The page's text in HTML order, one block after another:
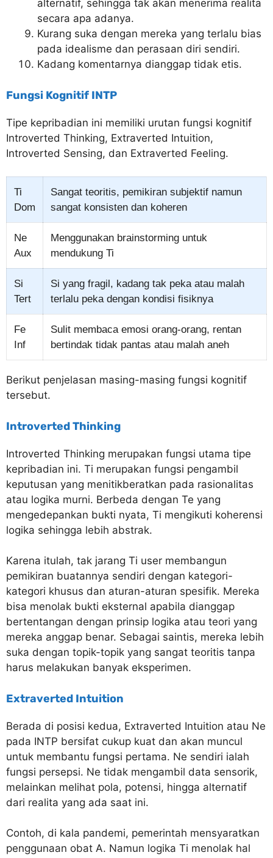
alternatif, sehingga tak akan menerima realita
secara apa adanya.
Kurang suka dengan mereka yang terlalu bias
pada idealisme dan perasaan diri sendiri.
Kadang komentarnya dianggap tidak etis.
Fungsi Kognitif INTP
Tipe kepribadian ini memiliki urutan fungsi kognitif
Introverted Thinking, Extraverted Intuition,
Introverted Sensing, dan Extraverted Feeling.
Ti
Dom
Sangat teoritis, pemikiran subjektif namun
sangat konsisten dan koheren
Ne
Aux
Menggunakan brainstorming untuk
mendukung Ti
Si
Tert
Si yang fragil, kadang tak peka atau malah
terlalu peka dengan kondisi fisiknya
Fe
Inf
Sulit membaca emosi orang-orang, rentan
bertindak tidak pantas atau malah aneh
Berikut penjelasan masing-masing fungsi kognitif
tersebut.
Introverted Thinking
Introverted Thinking merupakan fungsi utama tipe
kepribadian ini. Ti merupakan fungsi pengambil
keputusan yang menitikberatkan pada rasionalitas
atau logika murni. Berbeda dengan Te yang
mengedepankan bukti nyata, Ti mengikuti koherensi
logika sehingga lebih abstrak.
Karena itulah, tak jarang Ti user membangun
pemikiran buatannya sendiri dengan kategori-
kategori khusus dan aturan-aturan spesifik. Mereka
bisa menolak bukti eksternal apabila dianggap
bertentangan dengan prinsip logika atau teori yang
mereka anggap benar. Sebagai saintis, mereka lebih
suka dengan topik-topik yang sangat teoritis tanpa
harus melakukan banyak eksperimen.
Extraverted Intuition
Berada di posisi kedua, Extraverted Intuition atau Ne
pada INTP bersifat cukup kuat dan akan muncul
untuk membantu fungsi pertama. Ne sendiri ialah
fungsi persepsi. Ne tidak mengambil data sensorik,
melainkan melihat pola, potensi, hingga alternatif
dari realita yang ada saat ini.
Contoh, di kala pandemi, pemerintah mensyaratkan
penggunaan obat A. Namun logika Ti menolak hal